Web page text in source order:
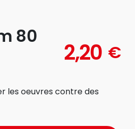
80
2,20 €
les oeuvres contre des